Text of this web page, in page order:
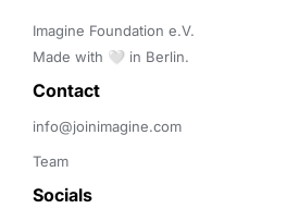
Imagine Foundation e.V.
Made with 🤍 in Berlin.
Contact
info@joinimagine.com
Team
Socials